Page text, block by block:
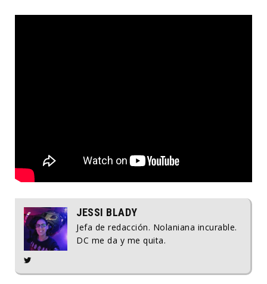
JESSI BLADY
Jefa de redacción. Nolaniana incurable.
DC me da y me quita.